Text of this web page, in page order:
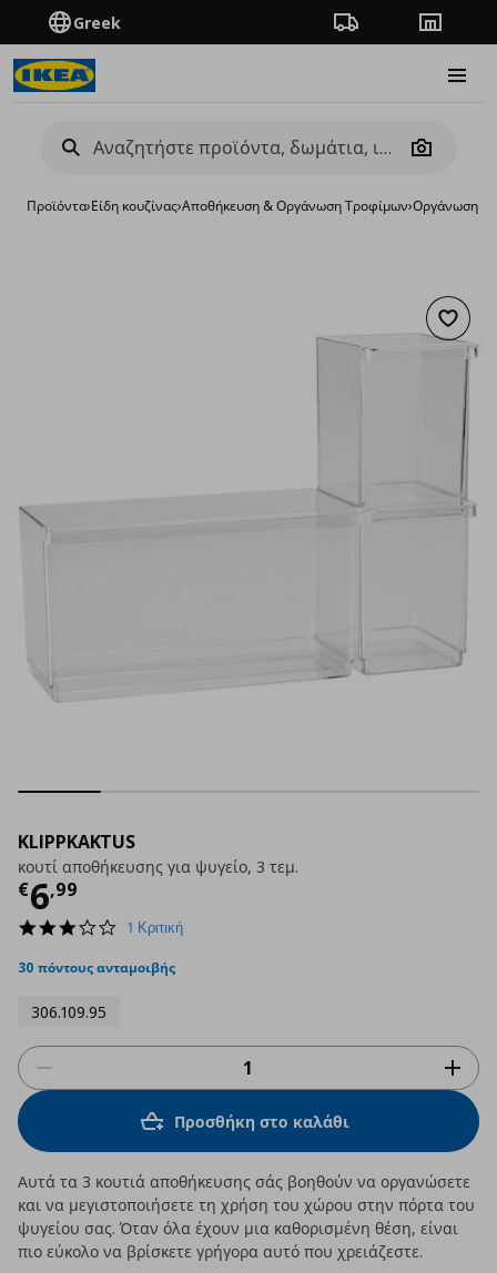
Greek Πορεία παραγγελίας
Camera
Προϊόντα›Είδη κουζίνας›Αποθήκευση & Οργάνωση Τροφίμων›Οργάνωση
KLIPPKAKTUS
κουτί αποθήκευσης για ψυγείο, 3 τεμ.
€6,99
Τρέχουσα τιμή
3.0
rating
1 Κριτική
30 πόντους ανταμοιβής
306.109.95
Προσθήκη στο καλάθι
Αυτά τα 3 κουτιά αποθήκευσης σάς βοηθούν να οργανώσετε
και να μεγιστοποιήσετε τη χρήση του χώρου στην πόρτα του
ψυγείου σας. Όταν όλα έχουν μια καθορισμένη θέση, είναι
πιο εύκολο να βρίσκετε γρήγορα αυτό που χρειάζεστε.